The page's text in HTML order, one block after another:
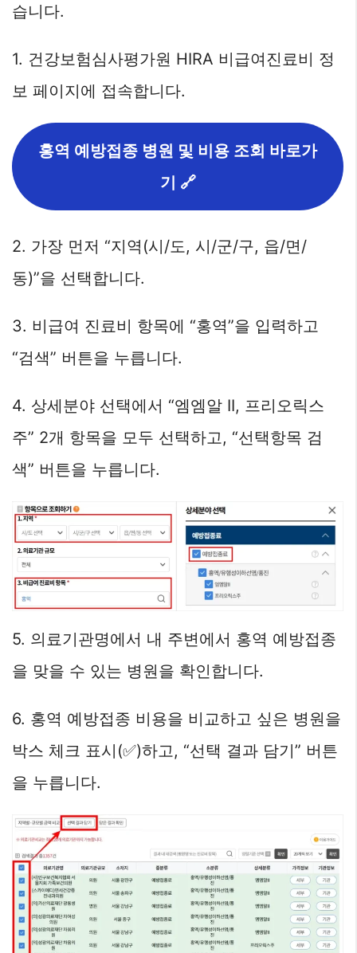
습니다.
1. 건강보험심사평가원 HIRA 비급여진료비 정
보 페이지에 접속합니다.
홍역 예방접종 병원 및 비용 조회 바로가
기 🔗
2. 가장 먼저 “지역(시/도, 시/군/구, 읍/면/
동)”을 선택합니다.
3. 비급여 진료비 항목에 “홍역”을 입력하고
“검색” 버튼을 누릅니다.
4. 상세분야 선택에서 “엠엠알 II, 프리오릭스
주” 2개 항목을 모두 선택하고, “선택항목 검
색” 버튼을 누릅니다.
5. 의료기관명에서 내 주변에서 홍역 예방접종
을 맞을 수 있는 병원을 확인합니다.
6. 홍역 예방접종 비용을 비교하고 싶은 병원을
박스 체크 표시(✅)하고, “선택 결과 담기” 버튼
을 누릅니다.